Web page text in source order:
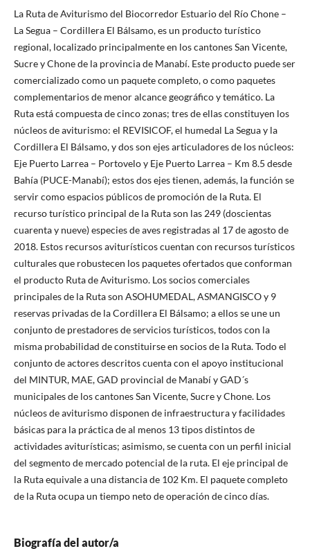
La Ruta de Aviturismo del Biocorredor Estuario del Río Chone –
La Segua – Cordillera El Bálsamo, es un producto turístico
regional, localizado principalmente en los cantones San Vicente,
Sucre y Chone de la provincia de Manabí. Este producto puede ser
comercializado como un paquete completo, o como paquetes
complementarios de menor alcance geográfico y temático. La
Ruta está compuesta de cinco zonas; tres de ellas constituyen los
núcleos de aviturismo: el REVISICOF, el humedal La Segua y la
Cordillera El Bálsamo, y dos son ejes articuladores de los núcleos:
Eje Puerto Larrea – Portovelo y Eje Puerto Larrea – Km 8.5 desde
Bahía (PUCE-Manabí); estos dos ejes tienen, además, la función se
servir como espacios públicos de promoción de la Ruta. El
recurso turístico principal de la Ruta son las 249 (doscientas
cuarenta y nueve) especies de aves registradas al 17 de agosto de
2018. Estos recursos aviturísticos cuentan con recursos turísticos
culturales que robustecen los paquetes ofertados que conforman
el producto Ruta de Aviturismo. Los socios comerciales
principales de la Ruta son ASOHUMEDAL, ASMANGISCO y 9
reservas privadas de la Cordillera El Bálsamo; a ellos se une un
conjunto de prestadores de servicios turísticos, todos con la
misma probabilidad de constituirse en socios de la Ruta. Todo el
conjunto de actores descritos cuenta con el apoyo institucional
del MINTUR, MAE, GAD provincial de Manabí y GAD´s
municipales de los cantones San Vicente, Sucre y Chone. Los
núcleos de aviturismo disponen de infraestructura y facilidades
básicas para la práctica de al menos 13 tipos distintos de
actividades aviturísticas; asimismo, se cuenta con un perfil inicial
del segmento de mercado potencial de la ruta. El eje principal de
la Ruta equivale a una distancia de 102 Km. El paquete completo
de la Ruta ocupa un tiempo neto de operación de cinco días.
Biografía del autor/a